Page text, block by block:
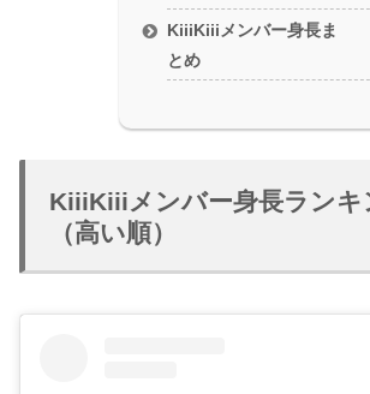
KiiiKiiiメンバー身長ま
とめ
KiiiKiiiメンバー身長ランキ
（高い順）